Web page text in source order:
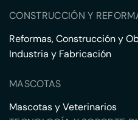
CONSTRUCCIÓN Y
Reformas, Construcción y
Industria y Fabricación
MASCOTAS
Mascotas y Veterinarios